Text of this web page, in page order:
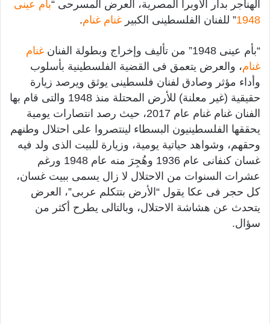
الهناجر بدار الأوبرا المصرية، العرض المسرحى “بأم عينى
1948” للفنان الفلسطينى الكبير غنام غنام.
“بأم عينى 1948” من تأليف وإخراج وبطولة الفنان
غنام
غنام، والعرض يتعمق فى القضية الفلسطينية بأسلوب
وأداء مؤثر وصادق لفنان فلسطينى يوثق ويرصد زيارة
حقيقية (غير معلنة) للأرض المحتلة منذ 1948 والتى قام بها
الفنان غنام غنام عام 2017، حيث رصد انتصارات يومية
يحققها الفلسطينيون البسطاء لينتصروا على احتلال وطنهم
وحقهم، وشواهد حياتية يومية، وزيارة للبيت الذى ولد فيه
غسان كنفانى عام 1936 وهُجِرَ منه عام 1948 ورغم
عشرات السنوات من الاحتلال لا زال يسمى ببيت غسان،
كل حجر فى عكا يقول “الأرض بتتكلم عربى”، العرض
يتحدث عن هشاشة الاحتلال، وبالتالى يطرح أكثر من
سؤال.